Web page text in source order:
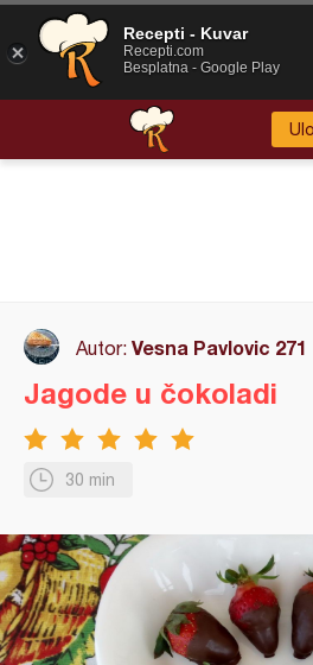
Autor: Vesna Pavlovic 271
30 min
Jagode u čokoladi
Recepti - Kuvar
Recepti.com
Besplatna - Google Play